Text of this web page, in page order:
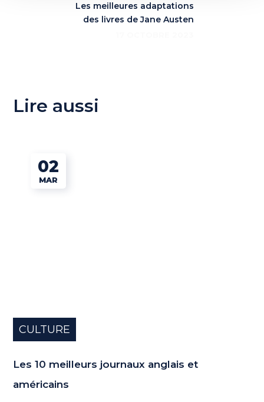
Les meilleures adaptations
des livres de Jane Austen
Lire aussi
02
MAR
CULTURE
Les 10 meilleurs journaux anglais et
américains